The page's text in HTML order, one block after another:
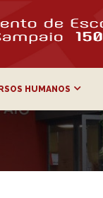
HUMANOS